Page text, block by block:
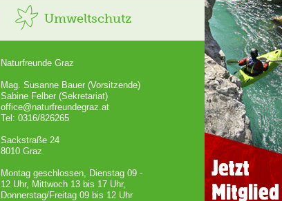
Umweltschutz
Naturfreunde Graz
Mag. Susanne Bauer (Vorsitzende)
Sabine Felber (Sekretariat)
office@naturfreundegraz.at
Tel: 0316/826265
Sackstraße 24
8010 Graz
Montag geschlossen, Dienstag 09 -
12 Uhr, Mittwoch 13 bis 17 Uhr,
Donnerstag/Freitag 09 bis 12 Uhr